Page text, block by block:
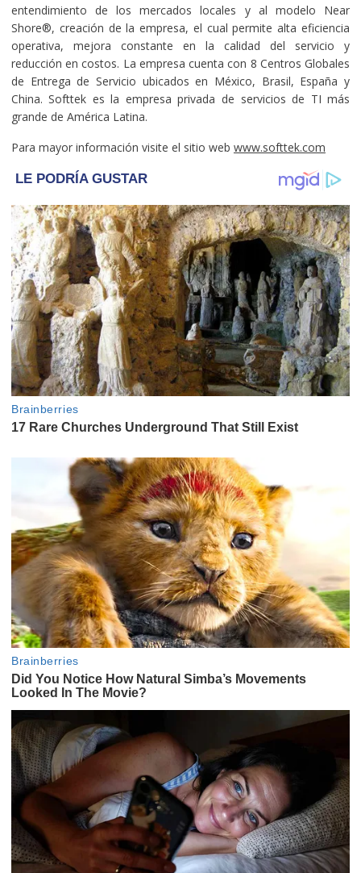
entendimiento de los mercados locales y al modelo Near
Shore®, creación de la empresa, el cual permite alta eficiencia
operativa, mejora constante en la calidad del servicio y
reducción en costos. La empresa cuenta con 8 Centros Globales
de Entrega de Servicio ubicados en México, Brasil, España y
China. Softtek es la empresa privada de servicios de TI más
grande de América Latina.
Para mayor información visite el sitio web www.softtek.com